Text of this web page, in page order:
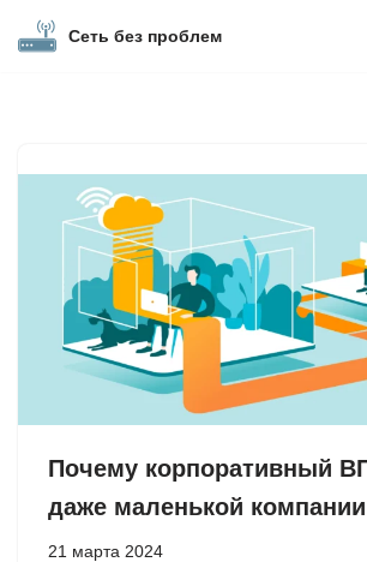
Сеть без проблем
Почему корпоративный
даже маленькой компании
21 марта 2024